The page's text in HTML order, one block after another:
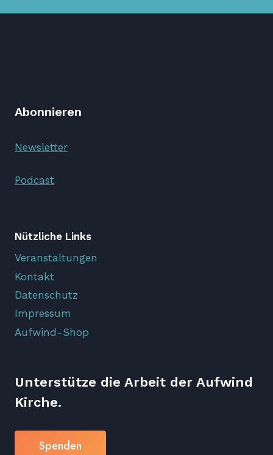
Abonnieren
Newsletter
Podcast
Nützliche Links
Veranstaltungen
Kontakt
Datenschutz
Impressum
Aufwind-Shop
Unterstütze die Arbeit der Aufwind
Kirche.
Spenden